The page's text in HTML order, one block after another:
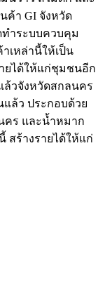
ค้า GI จังหวัด
ำระบบควบคุม
เหล่านี้ให้เป็น
ยได้ให้แก่ชุมชนอีก
ล้วจังหวัดสกลนคร
ล้ว ประกอบด้วย
คร และน้ำหมาก
สร้างรายได้ให้แก่